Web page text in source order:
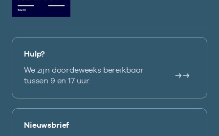
Hulp?
We zijn doordeweeks bereikbaar
tussen 9 en 17 uur.
Nieuwsbrief